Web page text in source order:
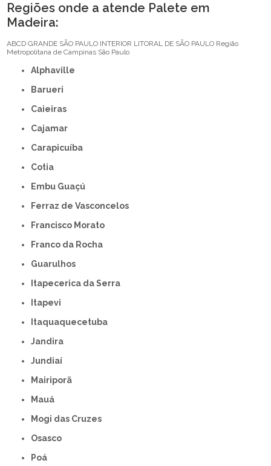
Regiões onde a atende Palete em
Madeira:
ABCD GRANDE SÃO PAULO INTERIOR LITORAL DE SÃO PAULO Região
Metropolitana de Campinas São Paulo
Alphaville
Barueri
Caieiras
Cajamar
Carapicuíba
Cotia
Embu Guaçú
Ferraz de Vasconcelos
Francisco Morato
Franco da Rocha
Guarulhos
Itapecerica da Serra
Itapevi
Itaquaquecetuba
Jandira
Jundiaí
Mairiporã
Mauá
Mogi das Cruzes
Osasco
Poá